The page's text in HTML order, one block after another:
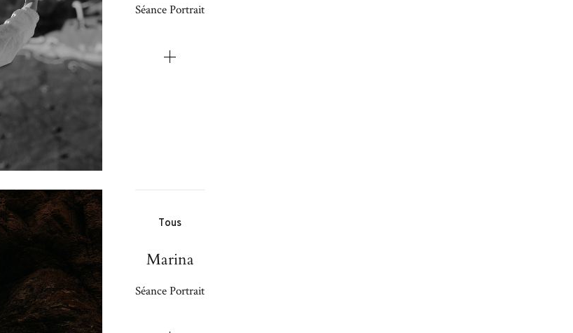
Séance Portrait
Tous
Marina
Séance Portrait